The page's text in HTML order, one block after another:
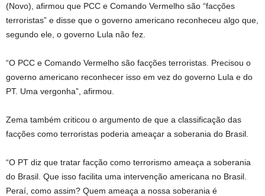
(Novo), afirmou que PCC e Comando Vermelho são “facções
terroristas” e disse que o governo americano reconheceu algo que,
segundo ele, o governo Lula não fez.
“O PCC e Comando Vermelho são facções terroristas. Precisou o
governo americano reconhecer isso em vez do governo Lula e do
PT. Uma vergonha”, afirmou.
Zema também criticou o argumento de que a classificação das
facções como terroristas poderia ameaçar a soberania do Brasil.
“O PT diz que tratar facção como terrorismo ameaça a soberania
do Brasil. Que isso facilita uma intervenção americana no Brasil.
Peraí, como assim? Quem ameaça a nossa soberania é